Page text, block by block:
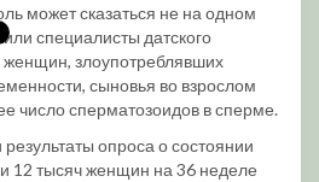
может сказаться не на одном
специалисты датского
женщин, злоупотреблявших
сыновья во взрослом
число сперматозоидов в сперме.
опроса о состоянии
12 тысяч женщин на 36 неделе